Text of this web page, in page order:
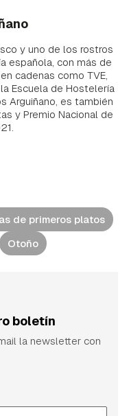
y uno de los rostros
española, con más de
cadenas como TVE,
Escuela de Hostelería
Arguiñano, es también
y Premio Nacional de
de primeros platos
Otoño
boletín
la newsletter con